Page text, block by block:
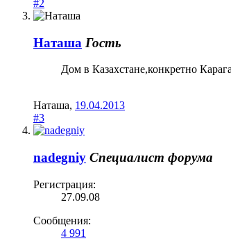
#2
Наташа Гость
Дом в Казахстане,конкретно
Наташа, 19.04.2013
#3
nadegniy Специалист форума
Регистрация:
27.09.08
Сообщения:
4 991